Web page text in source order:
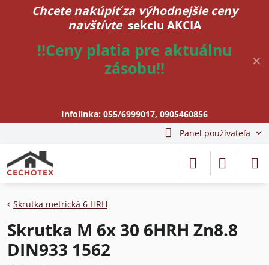
✕
Chcete nakúpiť za výhodnejšie ceny
navštívte sekciu AKCIA
!!Ceny platia pre aktuálnu
zásobu!!
Infolinka: 055/6999017, 0905460856
Panel používateľa
Skrutka metrická 6 HRH
Skrutka M 6x 30 6HRH Zn8.8
DIN933 1562